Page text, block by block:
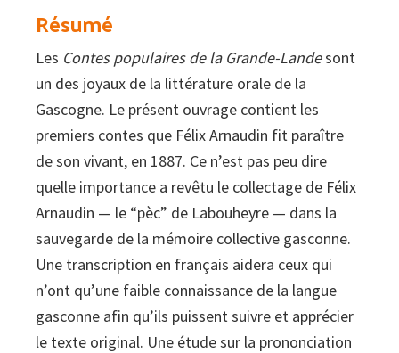
de
la
Grande-
Lande
-
Condes
de
le
Lana-
Grand
Tome
2
Résumé
Les Contes populaires de la Grande-Landesont
un des joyaux de la littérature orale de la
Gascogne. Le présent ouvrage contient les
premiers contes que Félix Arnaudin fit paraître
de son vivant, en 1887. Ce n’est pas peu dire
quelle importance a revêtu le collectage de Félix
Arnaudin — le “pèc” de Labouheyre — dans la
sauvegarde de la mémoire collective gasconne.
Une transcription en français aidera ceux qui
n’ont qu’une faible connaissance de la langue
gasconne afin qu’ils puissent suivre et apprécier
le texte original. Une étude sur la prononciation